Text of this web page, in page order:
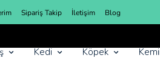
Sipariş Takip İletişim Blog
Kedi Köpek